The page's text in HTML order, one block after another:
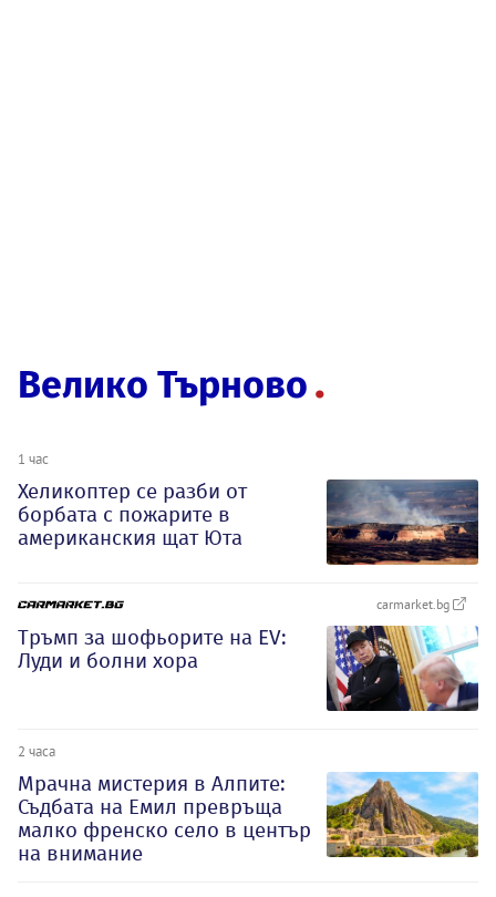
Велико Търново
1 час
Хеликоптер се разби от
борбата с пожарите в
американския щат Юта
carmarket.bg
Тръмп за шофьорите на EV:
Луди и болни хора
2 часа
Мрачна мистерия в Алпите:
Съдбата на Емил превръща
малко френско село в център
на внимание